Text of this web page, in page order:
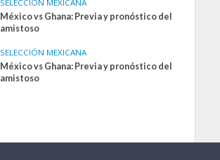
SELECCIÓN MEXICANA
México vs Ghana: Previa y pronóstico del
amistoso
SELECCIÓN MEXICANA
México vs Ghana: Previa y pronóstico del
amistoso